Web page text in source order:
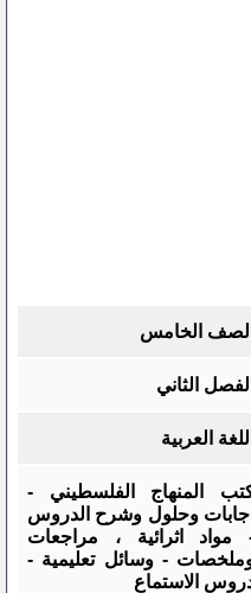
الصف الخامس
الفصل الثاني
اللغة العربية
المنهاج الفلسطيني -
اجابات وحلول وشرح الدروس
مواد اثرائية ، مراجعات
- وسائل تعليمية -
الاستماع